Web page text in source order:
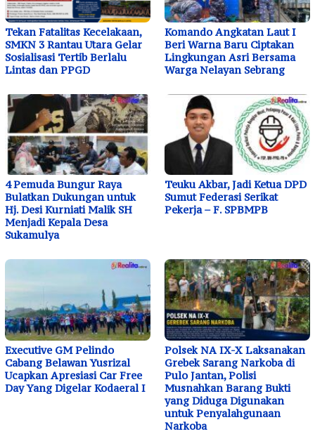
Tekan Fatalitas Kecelakaan,
SMKN 3 Rantau Utara Gelar
Sosialisasi Tertib Berlalu
Lintas dan PPGD
Komando Angkatan Laut I
Beri Warna Baru Ciptakan
Lingkungan Asri Bersama
Warga Nelayan Sebrang
4 Pemuda Bungur Raya
Bulatkan Dukungan untuk
Hj. Desi Kurniati Malik SH
Menjadi Kepala Desa
Sukamulya
Teuku Akbar, Jadi Ketua DPD
Sumut Federasi Serikat
Pekerja – F. SPBMPB
Executive GM Pelindo
Cabang Belawan Yusrizal
Ucapkan Apresiasi Car Free
Day Yang Digelar Kodaeral I
Polsek NA IX-X Laksanakan
Grebek Sarang Narkoba di
Pulo Jantan, Polisi
Musnahkan Barang Bukti
yang Diduga Digunakan
untuk Penyalahgunaan
Narkoba